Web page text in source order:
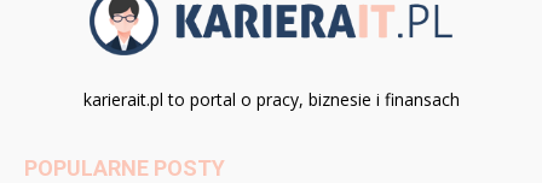
karierait.pl to portal o pracy, biznesie i finansach
POPULARNE POSTY